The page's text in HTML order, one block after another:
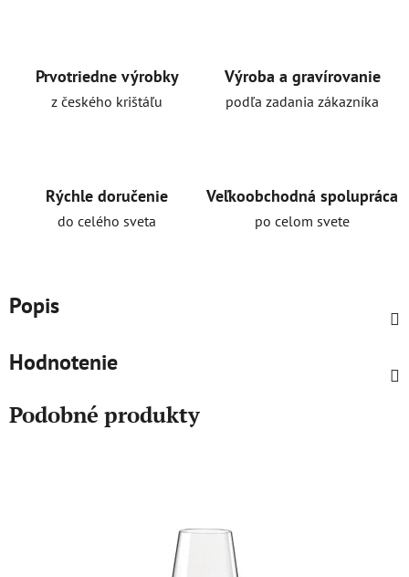
Prvotriedne výrobky
z českého krištáľu
Výroba a gravírovanie
podľa zadania zákazníka
Rýchle doručenie
do celého sveta
Veľkoobchodná spolupráca
po celom svete
Popis
Hodnotenie
Podobné produkty